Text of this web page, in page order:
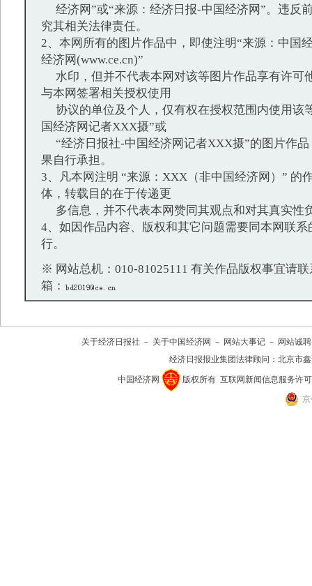
经济网”或“来源：经济日报-中国经济网”。违反
究其相关法律责任。
2、本网所有的图片作品中，即使注明“来源：中国
经济网(www.ce.cn)”
水印，但并不代表本网对该等图片作品享有许可
与本网签署相关授权使用
协议的单位及个人，仅有权在授权范围内使用该
国经济网记者XXX摄”或
“经济日报社-中国经济网记者XXX摄”的图片作品
果自行承担。
3、凡本网注明 “来源：XXX（非中国经济网）” 的
体，转载目的在于传递更
多信息，并不代表本网赞同其观点和对其真实性
4、如因作品内容、版权和其它问题需要同本网联系
行。
※ 网站总机：010-81025111 有关作品版权事宜请联
箱：
关于经济日报社 － 关于中国经济网 － 网站大事记 － 网站诚聘
经济日报报业集团法律顾问： 北京市
中国经济网 版权所有 互联网新闻信息服务许可
京